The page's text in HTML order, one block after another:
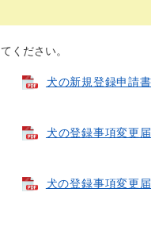
ください。
犬の新規登録申請書
犬の登録事項変更届
犬の登録事項変更届